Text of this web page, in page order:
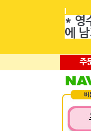
* 영
에
주